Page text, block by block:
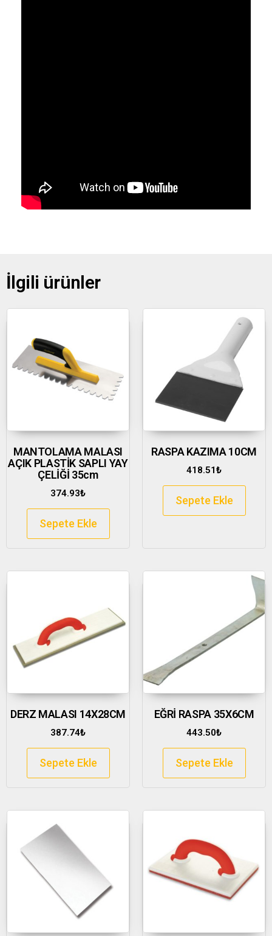
İlgili ürünler
MANTOLAMA MALASI
AÇIK PLASTİK SAPLI YAY
ÇELİĞİ 35cm
374.93₺
Sepete Ekle
RASPA KAZIMA 10CM
418.51₺
Sepete Ekle
DERZ MALASI 14X28CM
387.74₺
Sepete Ekle
EĞRİ RASPA 35X6CM
443.50₺
Sepete Ekle